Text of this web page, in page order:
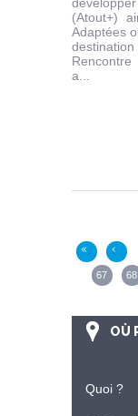
(Atout+)
Adaptées
a...
« ‹
67 68
OÙ
Quoi ?